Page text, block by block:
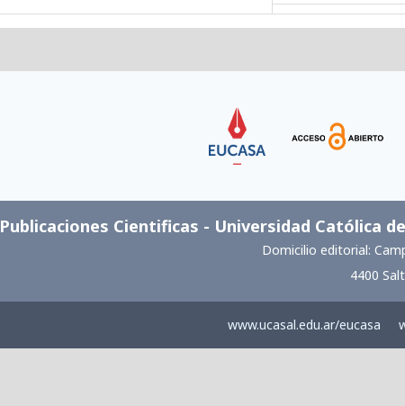
Link
Publicaciones Cientificas - Universidad Católica
Domicilio editorial:
4400
www.ucasal.edu.ar/eucasa